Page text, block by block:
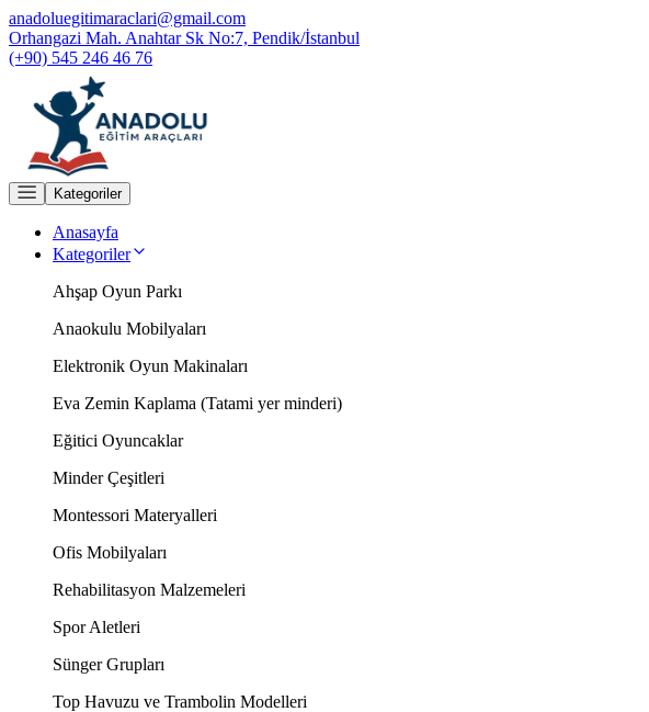
anadoluegitimaraclari@gmail.com
Orhangazi Mah. Anahtar Sk No:7, Pendik/İstanbul
(+90) 545 246 46 76
Kategoriler
Anasayfa
Kategoriler
Ahşap Oyun Parkı
Anaokulu Mobilyaları
Elektronik Oyun Makinaları
Eva Zemin Kaplama (Tatami yer minderi)
Eğitici Oyuncaklar
Minder Çeşitleri
Montessori Materyalleri
Ofis Mobilyaları
Rehabilitasyon Malzemeleri
Spor Aletleri
Sünger Grupları
Top Havuzu ve Trambolin Modelleri